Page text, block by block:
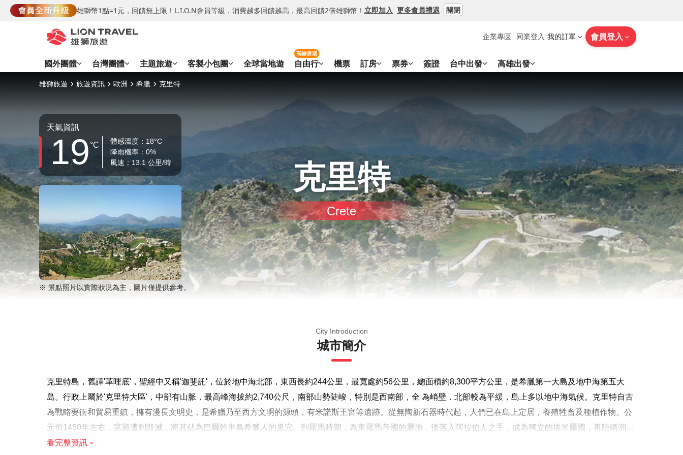
雄獅幣1點=1元，回饋無上限！L.I.O.N會員等級，消費越多回饋越高，最高回饋2倍雄獅幣！ 立即加入 更多會員禮遇 關閉
企業專區 同業登入 我的訂單 會員登入
國外團體 台灣團體 主題旅遊 客製小包團 全球當地遊 自由行
高鐵假期
機票 訂房 票券 簽證 台中出發 高雄出發
雄獅旅遊 旅遊資訊 歐洲 希臘 克里特
天氣資訊
19 °C
體感溫度：18°C
降雨機率：0%
風速：13.1 公里/時
※ 景點照片以實際狀況為主，圖片僅提供參考。
克里特
Crete
City Introduction
城市簡介
克里特島，舊譯'革哩底'，聖經中又稱'迦斐託'，位於地中海北部，東西長約244公里，最寬處約56公里，總面積約8,300平方公里，是希臘第一大島及地中海第五大
島。行政上屬於'克里特大區'，中部有山脈，最高峰海拔約2,740公尺，南部山勢陡峻，特別是西南部，全 為峭壁，北部較為平緩，島上多以地中海氣候。克里特自古
為戰略要衝和貿易重鎮，擁有漫長文明史，是希臘乃至西方文明的源頭，有米諾斯王宮等遺跡。從無陶新石器時代起，人們已在島上定居，養殖牲畜及種植作物。公
元前1450年左右，宮殿遭到毀滅，將其佔為巴爾幹半島希臘人的巢穴。到羅馬時期，為東羅馬帝國的屬地，後落入阿拉伯人之手，成為獨立的埃米爾國，再陸續潮濕
威尼斯人統治，最後歸屬希臘。克里特島的主要行政區為伊拉克利翁州、哈尼亞州、雷西姆農州、拉西錫州及希臘神話中的米諾斯。歷史悠久，神話深厚，是非常適
看完整資訊